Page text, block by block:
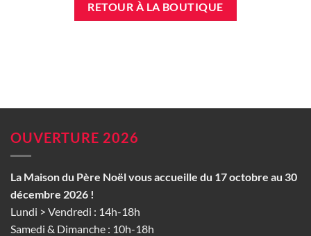
RETOUR À LA BOUTIQUE
OUVERTURE 2026
La Maison du Père Noël vous accueille du 17 octobre au 30
décembre 2026 !
Lundi > Vendredi : 14h-18h
Samedi & Dimanche : 10h-18h